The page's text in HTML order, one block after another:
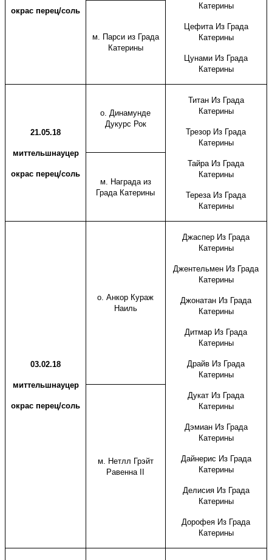
окрас перец/соль
Катерины
Цефита Из Града
Катерины
Цунами Из Града
Катерины
м. Парси из Града
Катерины
21.05.18
миттельшнауцер
окрас перец/соль
о. Динамунде
Дукурс Рок
Титан Из Града
Катерины
Трезор Из Града
Катерины
Тайра Из Града
Катерины
Тереза Из Града
Катерины
м. Награда из
Града Катерины
03.02.18
миттельшнауцер
окрас перец/соль
о. Анкор Кураж
Наиль
Джаспер Из Града
Катерины
Джентельмен Из Града
Катерины
Джонатан Из Града
Катерины
Дитмар Из Града
Катерины
Драйв Из Града
Катерины
Дукат Из Града
Катерины
Дэмиан Из Града
Катерины
Дайнерис Из Града
Катерины
Делисия Из Града
Катерины
Дорофея Из Града
Катерины
м. Нетлл Грэйт
Равенна